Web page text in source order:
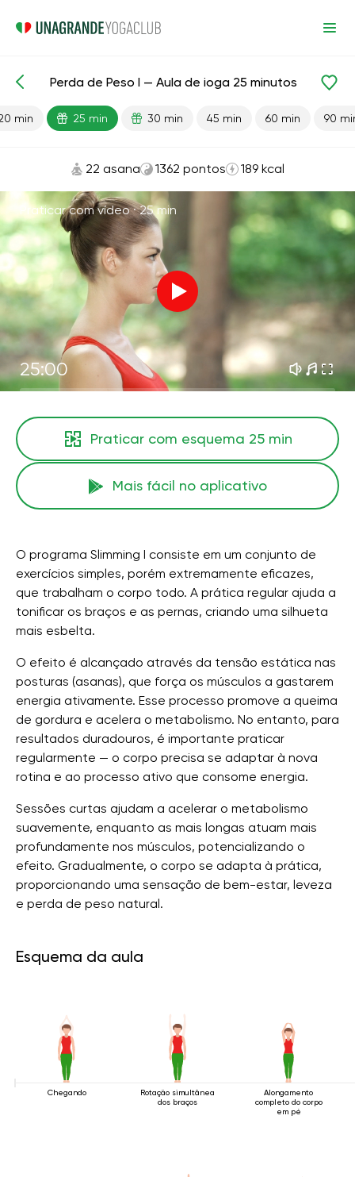
Aulas prontas Perda de peso
Perda de Peso I — Aula de ioga 25 minutos
min 25 min 30 min 45 min 60 min 90
22 asana 1362 pontos 189 kcal
Praticar com vídeo ·25 min
25:00
Praticar com esquema 25 min
Mais fácil no aplicativo
O programa Slimming I consiste em um conjunto de
exercícios simples, porém extremamente eficazes,
que trabalham o corpo todo. A prática regular ajuda a
tonificar os braços e as pernas, criando uma silhueta
mais esbelta.
O efeito é alcançado através da tensão estática nas
posturas (asanas), que força os músculos a gastarem
energia ativamente. Esse processo promove a queima
de gordura e acelera o metabolismo. No entanto, para
resultados duradouros, é importante praticar
regularmente — o corpo precisa se adaptar à nova
rotina e ao processo ativo que consome energia.
Sessões curtas ajudam a acelerar o metabolismo
suavemente, enquanto as mais longas atuam mais
profundamente nos músculos, potencializando o
efeito. Gradualmente, o corpo se adapta à prática,
proporcionando uma sensação de bem-estar, leveza
e perda de peso natural.
Esquema da aula
Chegando
Rotação simultânea
dos braços
Alongamento
completo do corpo
em pé